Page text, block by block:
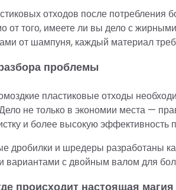
отходов после
от того, имеете ли вы дело с
от шампуня, каждый материал
проблемы
пластиковые отходы
не только в экономии места —
и более высокую эффективность
дробилки и шредеры разработаны
вариантами с двойным валом для
происходит настоящая магия